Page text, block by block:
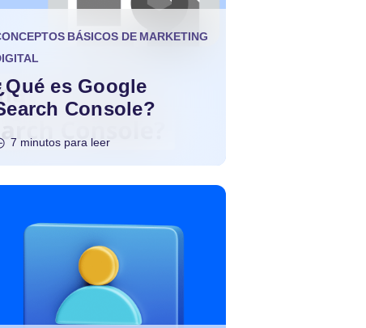
BÁSICOS DE MARKETING
es Google
Console?
7 minutos para leer